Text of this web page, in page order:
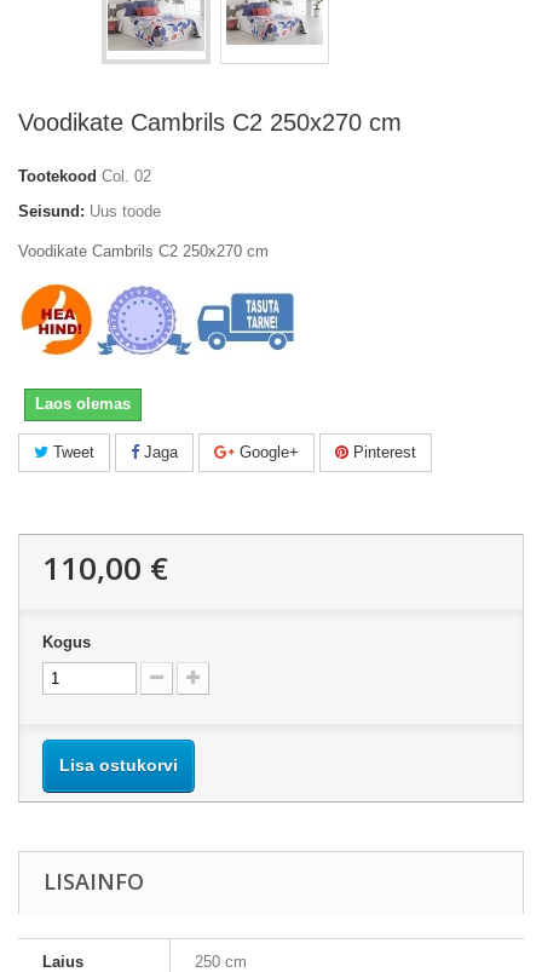
Voodikate Cambrils C2 250x270 cm
Tootekood Col. 02
Seisund: Uus toode
Voodikate Cambrils C2 250x270 cm
Laos olemas
Tweet Jaga Google+ Pinterest
110,00 €
Kogus
Lisa ostukorvi
LISAINFO
Laius 250 cm